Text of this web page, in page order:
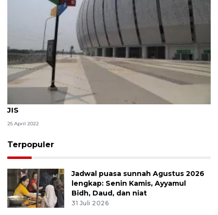
Warga tak dilarang swafoto usai Shalat Idul Fitri di
JIS
25 April 2022
Terpopuler
Jadwal puasa sunnah Agustus 2026
lengkap: Senin Kamis, Ayyamul
Bidh, Daud, dan niat
31 Juli 2026